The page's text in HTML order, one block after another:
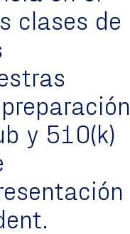
clases de
y 510(k)